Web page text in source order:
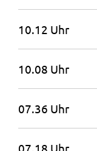
10.12 Uhr
10.08 Uhr
07.36 Uhr
07.18 Uhr